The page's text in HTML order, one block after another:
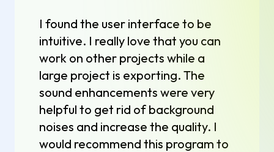
I found the user interface to be
intuitive. I really love that you can
work on other projects while a
large project is exporting. The
sound enhancements were very
helpful to get rid of background
noises and increase the quality. I
would recommend this program to